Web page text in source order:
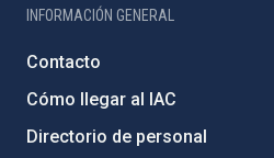
INFORMACIÓN GENERAL
Contacto
Cómo llegar al IAC
Directorio de personal